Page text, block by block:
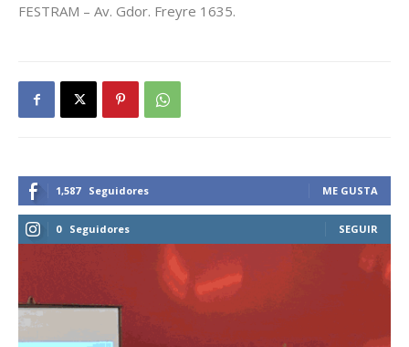
FESTRAM – Av. Gdor. Freyre 1635.
1,587 Seguidores ME GUSTA
0 Seguidores SEGUIR